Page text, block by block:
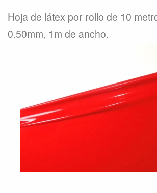
Hoja de látex por rollo de 10
0.50mm, 1m de ancho.